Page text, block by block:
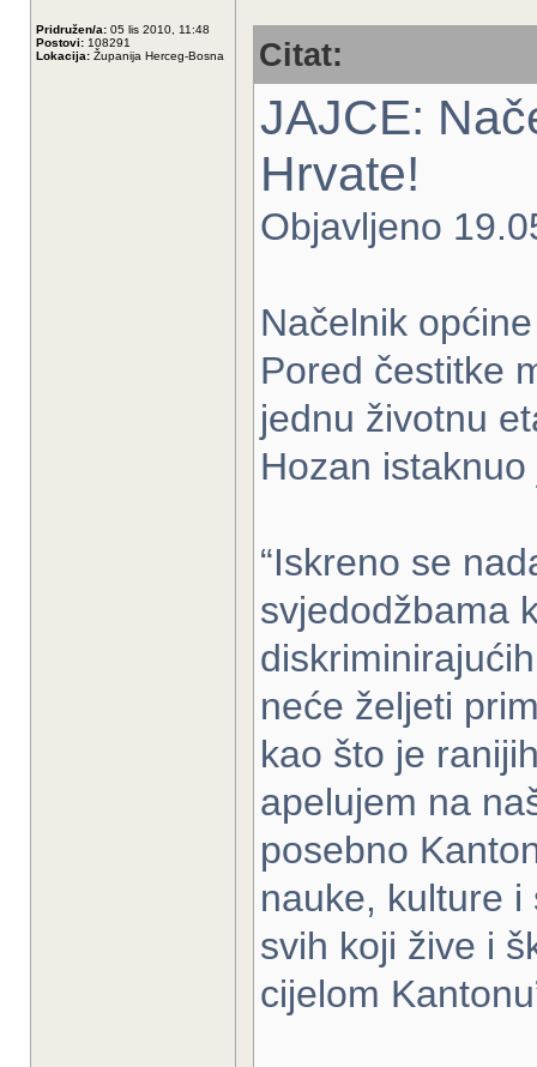
Pridružen/a: 05 lis 2010, 11:48
Postovi: 108291
Lokacija: Županija Herceg-Bosna Citat:
JAJCE:
Hrvate!
Objavljeno
Načelnik
Pored čestitke
jednu životnu
Hozan
“Iskreno se
svjedodžbama
neće željeti
kao što je
apelujem na
posebno
nauke, kulture
svih koji žive i
cijelom